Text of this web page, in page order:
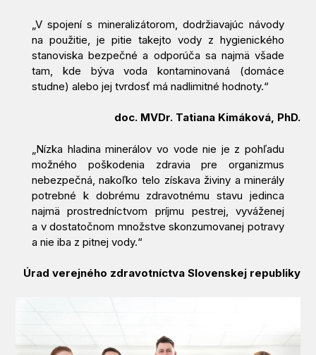
„V spojení s mineralizátorom, dodržiavajúc návody
na použitie, je pitie takejto vody z hygienického
stanoviska bezpečné a odporúča sa najmä všade
tam, kde býva voda kontaminovaná (domáce
studne) alebo jej tvrdosť má nadlimitné hodnoty.“
doc. MVDr. Tatiana Kimáková, PhD.
„Nízka hladina minerálov vo vode nie je z pohľadu
možného poškodenia zdravia pre organizmus
nebezpečná, nakoľko telo získava živiny a minerály
potrebné k dobrému zdravotnému stavu jedinca
najmä prostredníctvom príjmu pestrej, vyváženej
a v dostatočnom množstve skonzumovanej potravy
a nie iba z pitnej vody.“
Úrad verejného zdravotníctva Slovenskej republiky